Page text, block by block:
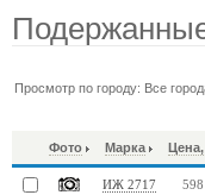
Просмотр по городу: Все
Фото Марка
ИЖ 2717